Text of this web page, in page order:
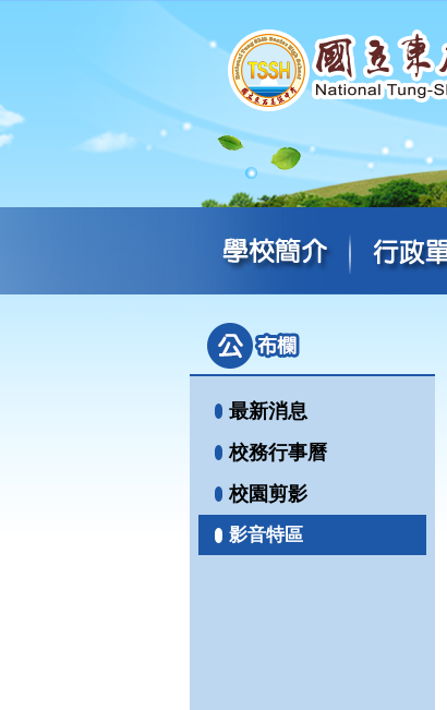
最新消息
校務行事曆
校園剪影
影音特區